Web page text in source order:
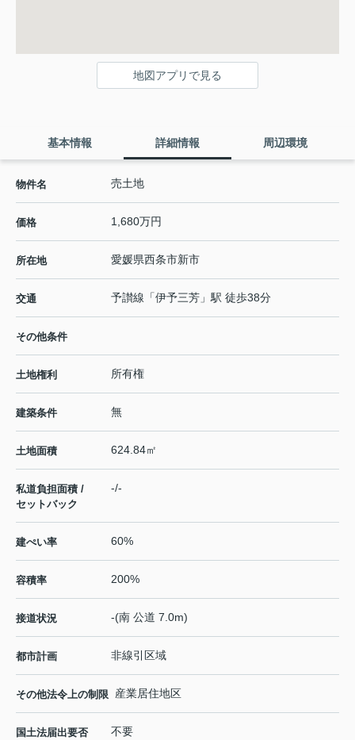
地図アプリで見る
基本情報 詳細情報 周辺環境
物件名 売土地
価格 1,680万円
所在地 愛媛県西条市新市
交通 予讃線 「伊予三芳 」駅 徒歩38分
その他条件
土地権利 所有権
建築条件 無
土地面積 624.84㎡
私道負担面積 /
セットバック
-/-
建ぺい率 60%
容積率 200%
接道状況 -(南 公道 7.0m)
都市計画 非線引区域
その他法令上の制限 産業居住地区
国土法届出要否 不要